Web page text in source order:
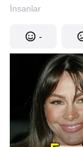
İnsanlar
-